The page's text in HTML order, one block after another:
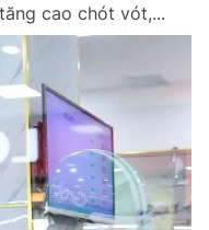
cao chót vót,...